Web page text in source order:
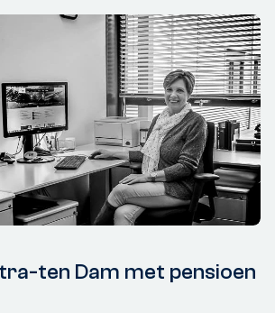
ten Dam met pensioen